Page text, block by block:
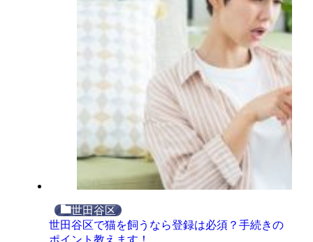
世田谷区
世田谷区で猫を飼うなら登録は必須？手続きの